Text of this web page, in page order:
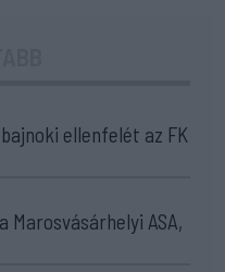
ellenfelét az FK
ASA,